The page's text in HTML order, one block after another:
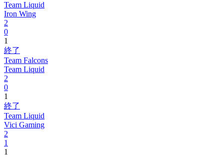
Team Liquid
Iron Wing
2
0
1
終了
Team Falcons
Team Liquid
2
0
1
終了
Team Liquid
Vici Gaming
2
1
1